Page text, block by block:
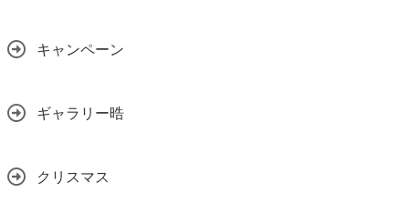
キャンペーン
ギャラリー晧
クリスマス